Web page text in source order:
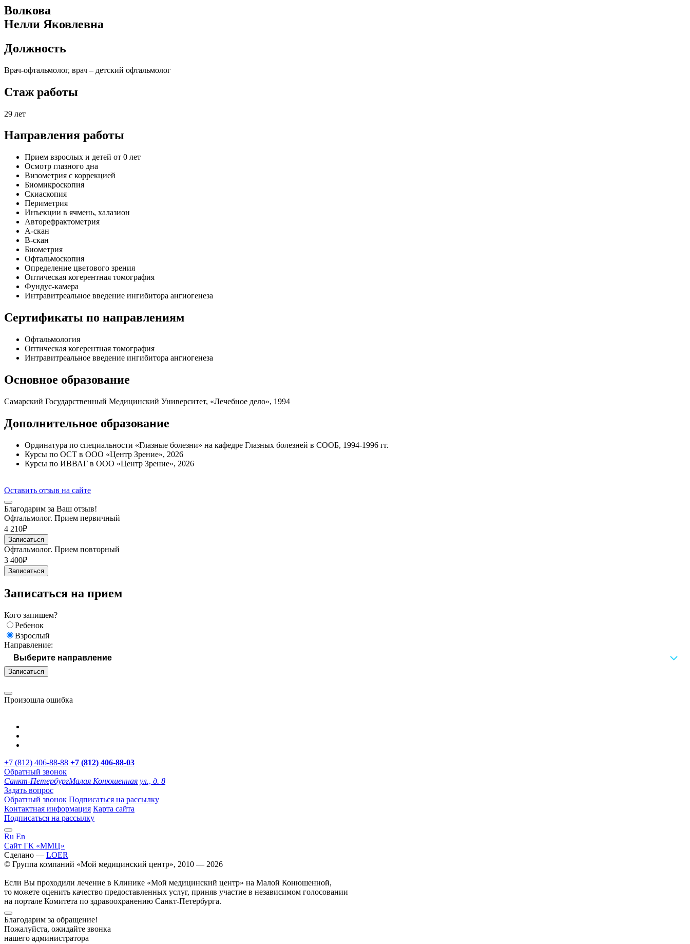
Волкова
Нелли Яковлевна
Должность
Врач-офтальмолог, врач – детский офтальмолог
Стаж работы
29 лет
Направления работы
Прием взрослых и детей от 0 лет
Осмотр глазного дна
Визометрия с коррекцией
Биомикроскопия
Скиаскопия
Периметрия
Инъекции в ячмень, халазион
Авторефрактометрия
А-скан
В-скан
Биометрия
Офтальмоскопия
Определение цветового зрения
Оптическая когерентная томография
Фундус-камера
Интравитреальное введение ингибитора ангиогенеза
Сертификаты по направлениям
Офтальмология
Оптическая когерентная томография
Интравитреальное введение ингибитора ангиогенеза
Основное образование
Самарский Государственный Медицинский Университет, «Лечебное дело», 1994
Дополнительное образование
Ординатура по специальности «Глазные болезни» на кафедре Глазных болезней в СООБ, 1994-1996 гг.
Курсы по ОСТ в ООО «Центр Зрение», 2026
Курсы по ИВВАГ в ООО «Центр Зрение», 2026
Оставить отзыв на сайте
Благодарим за Ваш отзыв!
Офтальмолог. Прием первичный
4 210₽
Записаться
Офтальмолог. Прием повторный
3 400₽
Записаться
Записаться на прием
Кого запишем?
Ребенок
Взрослый
Направление:
Записаться
Произошла ошибка
+7 (812) 406-88-88 +7 (812) 406-88-03
Обратный звонок
Санкт-ПетербургМалая Конюшенная ул., д. 8
Задать вопрос
Обратный звонок Подписаться на рассылку
Контактная информация Карта сайта
Подписаться на рассылку
Ru En
Сайт ГК «ММЦ»
Сделано — LOER
© Группа компаний «Мой медицинский центр», 2010 — 2026
Если Вы проходили лечение в Клинике «Мой медицинский центр» на Малой Конюшенной,
то можете оценить качество предоставленных услуг, приняв участие в независимом голосовании
на портале Комитета по здравоохранению Санкт-Петербурга.
Благодарим за обращение!
Пожалуйста, ожидайте звонка
нашего администратора